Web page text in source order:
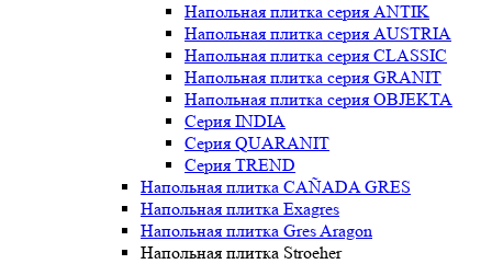
Напольная плитка серия ANTIK
Напольная плитка серия AUSTRIA
Напольная плитка серия CLASSIC
Напольная плитка серия GRANIT
Напольная плитка серия OBJEKTA
Серия INDIA
Серия QUARANIT
Серия TREND
Напольная плитка CAÑADA GRES
Напольная плитка Exagres
Напольная плитка Gres Aragon
Напольная плитка Stroeher